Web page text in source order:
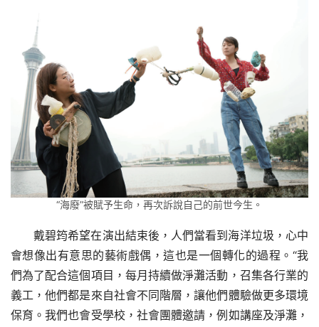
“海廢”被賦予生命，再次訴說自己的前世今生。
戴碧筠希望在演出結束後，人們當看到海洋垃圾，心中
會想像出有意思的藝術戲偶，這也是一個轉化的過程。“我
們為了配合這個項目，每月持續做淨灘活動，召集各行業的
義工，他們都是來自社會不同階層，讓他們體驗做更多環境
保育。我們也會受學校，社會團體邀請，例如講座及淨灘，